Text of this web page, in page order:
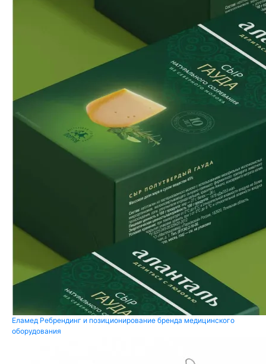
Еламед Ребрендинг и позиционирование бренда медицинского
оборудования